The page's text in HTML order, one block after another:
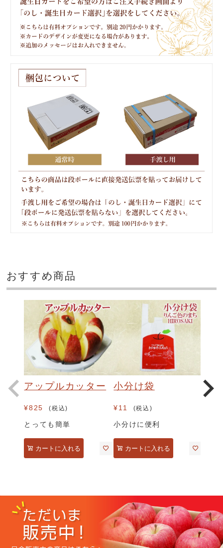
おすすめ商品
アップルカッター
¥825 税込
とっても簡単
カートに入れる
小分け袋
¥11 税込
小分けに便利
カートに入れる